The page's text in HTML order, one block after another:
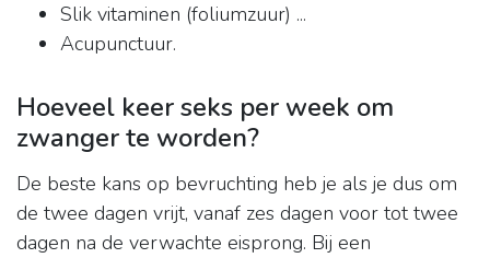
Slik vitaminen (foliumzuur) ...
Acupunctuur.
Hoeveel keer seks per week om
zwanger te worden?
De beste kans op bevruchting heb je als je dus om
de twee dagen vrijt, vanaf zes dagen voor tot twee
dagen na de verwachte eisprong. Bij een